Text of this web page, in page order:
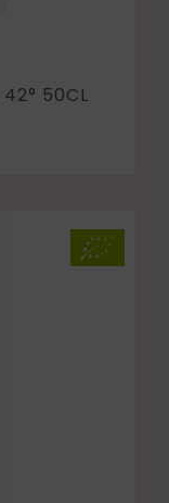
GIN THE DRUNKEN HORSE 42° 50CL